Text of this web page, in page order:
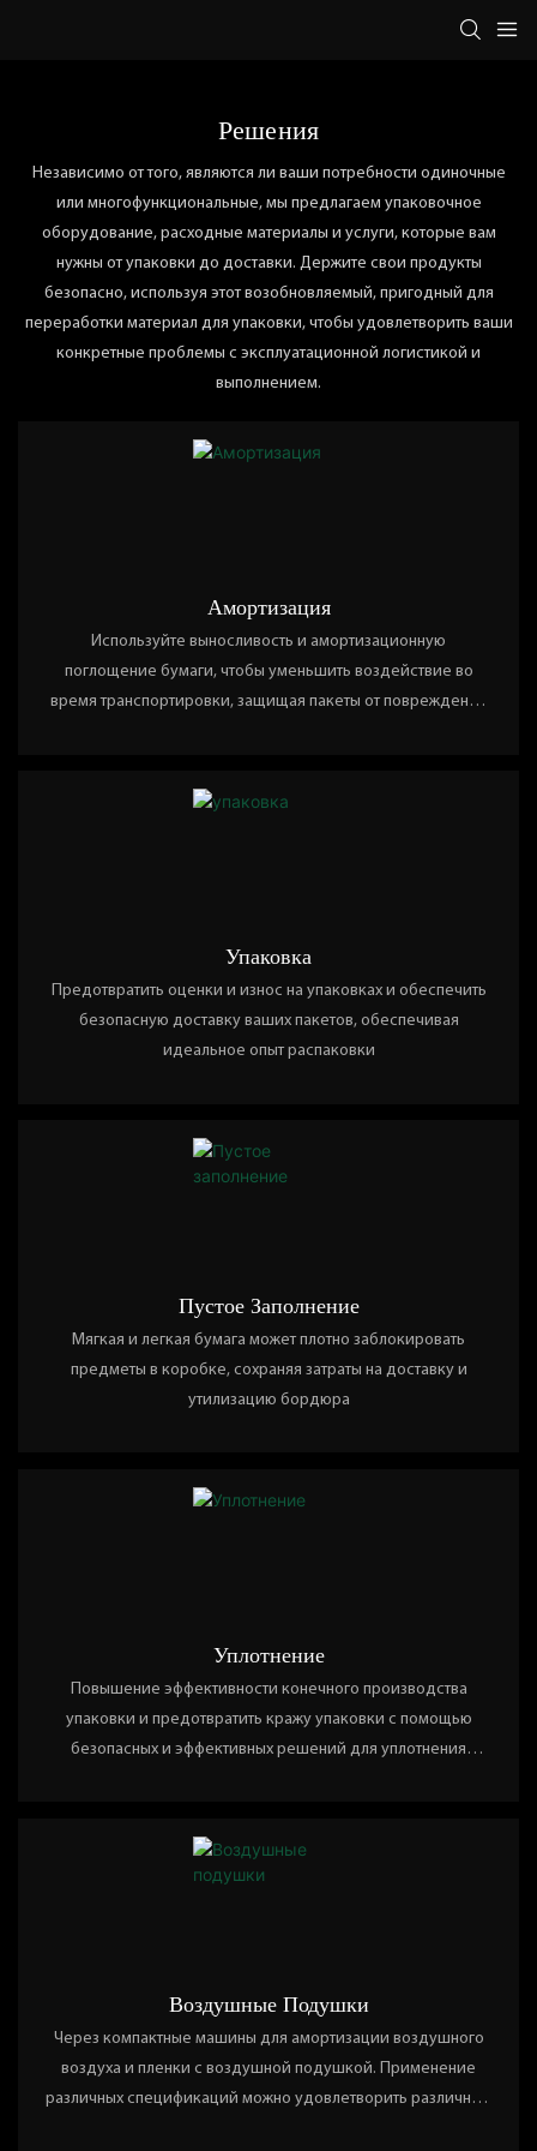
Решения
Независимо от того, являются ли ваши потребности одиночные
или многофункциональные, мы предлагаем упаковочное
оборудование, расходные материалы и услуги, которые вам
нужны от упаковки до доставки. Держите свои продукты
безопасно, используя этот возобновляемый, пригодный для
переработки материал для упаковки, чтобы удовлетворить ваши
конкретные проблемы с эксплуатационной логистикой и
выполнением.
Амортизация
Используйте выносливость и амортизационную
поглощение бумаги, чтобы уменьшить воздействие во
время транспортировки, защищая пакеты от повреждений
Упаковка
Предотвратить оценки и износ на упаковках и обеспечить
безопасную доставку ваших пакетов, обеспечивая
идеальное опыт распаковки
Пустое Заполнение
Мягкая и легкая бумага может плотно заблокировать
предметы в коробке, сохраняя затраты на доставку и
утилизацию бордюра
Уплотнение
Повышение эффективности конечного производства
упаковки и предотвратить кражу упаковки с помощью
безопасных и эффективных решений для уплотнения
Воздушные Подушки
Через компактные машины для амортизации воздушного
воздуха и пленки с воздушной подушкой. Применение
различных спецификаций можно удовлетворить различные